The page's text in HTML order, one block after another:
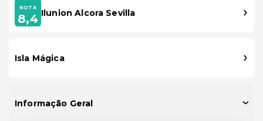
NOTA
8,4 Ilunion Alcora Sevilla
Isla Mágica
Informação Geral